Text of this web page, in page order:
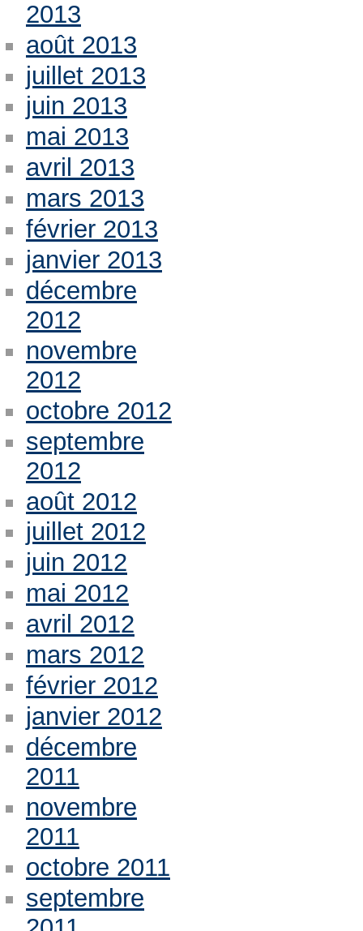
2013
août 2013
juillet 2013
juin 2013
mai 2013
avril 2013
mars 2013
février 2013
janvier 2013
décembre
2012
novembre
2012
octobre 2012
septembre
2012
août 2012
juillet 2012
juin 2012
mai 2012
avril 2012
mars 2012
février 2012
janvier 2012
décembre
2011
novembre
2011
octobre 2011
septembre